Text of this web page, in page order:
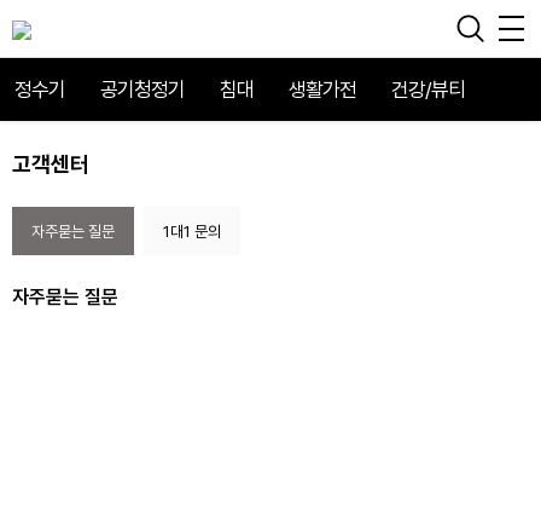
정수기 공기청정기 침대 생활가전 건강/뷰티
고객센터
자주묻는 질문 1대1 문의
자주묻는 질문